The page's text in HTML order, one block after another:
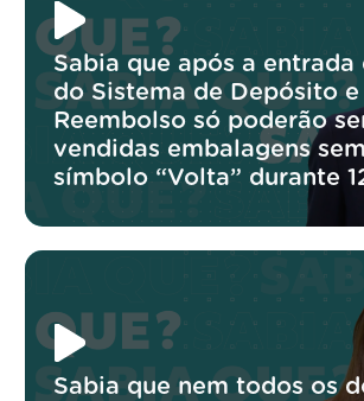
Sabia que após a
do Sistema de Depósito e
Reembolso só poderão
vendidas embalagens
símbolo “Volta” durante
Sabia que nem todos os